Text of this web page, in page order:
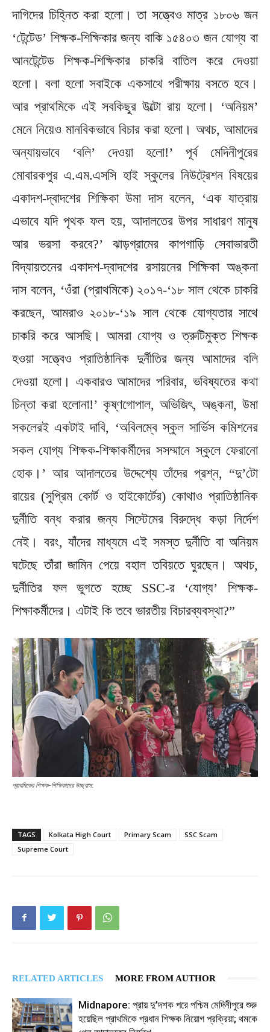
দাগিদের চিহ্নিত করা হলো। তা সত্ত্বেও মাত্র ১৮০৬ জন
‘টেন্টেড’ শিক্ষক-শিক্ষিকার জন্য বাকি ১৫৪০৩ জন যোগ্য বা
আনটেন্টেড শিক্ষক-শিক্ষিকার চাকরি বাতিল করে দেওয়া
হলো। বলা হলো সবাইকে একসাথে পরীক্ষায় বসতে হবে।
আর প্রাথমিকে এই সবকিছুর উল্টো রায় হলো। ‘অনিয়ম’
মেনে নিয়েও মানবিকভাবে বিচার করা হলো। অথচ, আমাদের
অন্যায়ভাবে ‘বলি’ দেওয়া হলো!’ পূর্ব মেদিনীপুরের
মোবারকপুর এ.এম.এসসি হাই স্কুলের নিউট্রেশন বিষয়ের
একাদশ-দ্বাদশের শিক্ষিকা উমা দাস বলেন, ‘এক যাত্রায়
এভাবে যদি পৃথক ফল হয়, আদালতের উপর সাধারণ মানুষ
আর ভরসা করবে?’ ঝাড়গ্রামের কাপগাড়ি সেবাভারতী
বিদ্যায়তনের একাদশ-দ্বাদশের রসায়নের শিক্ষিকা অঙ্কনা
দাস বলেন, ‘ওঁরা (প্রাথমিকে) ২০১৭-‘১৮ সাল থেকে চাকরি
করছেন, আমরাও ২০১৮-‘১৯ সাল থেকে যোগ্যতার সাথে
চাকরি করে আসছি। আমরা যোগ্য ও ত্রুটিমুক্ত শিক্ষক
হওয়া সত্ত্বেও প্রাতিষ্ঠানিক দুর্নীতির জন্য আমাদের বলি
দেওয়া হলো। একবারও আমাদের পরিবার, ভবিষ্যতের কথা
চিন্তা করা হলোনা!’ কৃষ্ণগোপাল, অভিজিৎ, অঙ্কনা, উমা
সকলেরই একটাই দাবি, ‘অবিলম্বে স্কুল সার্ভিস কমিশনের
সকল যোগ্য শিক্ষক-শিক্ষাকর্মীদের সসম্মানে স্কুলে ফেরানো
হোক।’ আর আদালতের উদ্দেশ্যে তাঁদের প্রশ্ন, “দু’টো
রায়ের (সুপ্রিম কোর্ট ও হাইকোর্টের) কোথাও প্রাতিষ্ঠানিক
দুর্নীতি বন্ধ করার জন্য সিস্টেমের বিরুদ্ধে কড়া নির্দেশ
নেই। বরং, যাঁদের মাধ্যমে এই সমস্ত দুর্নীতি বা অনিয়ম
ঘটেছে তাঁরা জামিন পেয়ে বহাল তবিয়তে ঘুরছেন। অথচ,
দুর্নীতির ফল ভুগতে হচ্ছে SSC-র ‘যোগ্য’ শিক্ষক-
শিক্ষাকর্মীদের। এটাই কি তবে ভারতীয় বিচারব্যবস্থা?”
প্রাথমিকের শিক্ষক-শিক্ষিকাদের উচ্ছ্বাস:
TAGS Kolkata High Court Primary Scam
SSC Scam
Supreme Court
RELATED ARTICLES MORE FROM AUTHOR
Midnapore: প্রায় দু’দশক পরে পশ্চিম মেদিনীপুরে শুরু
হয়েছিল প্রাথমিকে প্রধান শিক্ষক নিয়োগ প্রক্রিয়া; থমকে